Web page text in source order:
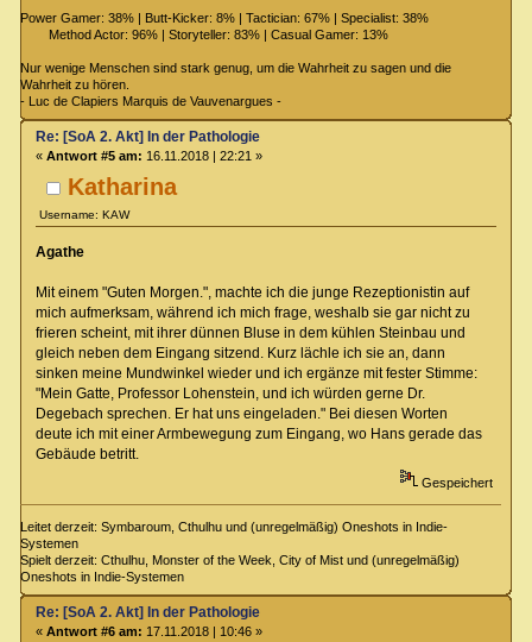
Power Gamer: 38% | Butt-Kicker: 8% | Tactician: 67% | Specialist: 38%
Method Actor: 96% | Storyteller: 83% | Casual Gamer: 13%
Nur wenige Menschen sind stark genug, um die Wahrheit zu sagen und die
Wahrheit zu hören.
- Luc de Clapiers Marquis de Vauvenargues -
Katharina
Username: KAW
Re: [SoA 2. Akt] In der Pathologie
« Antwort #5 am: 16.11.2018 | 22:21 »
Agathe
Mit einem "Guten Morgen.", machte ich die junge Rezeptionistin auf
mich aufmerksam, während ich mich frage, weshalb sie gar nicht zu
frieren scheint, mit ihrer dünnen Bluse in dem kühlen Steinbau und
gleich neben dem Eingang sitzend. Kurz lächle ich sie an, dann
sinken meine Mundwinkel wieder und ich ergänze mit fester Stimme:
"Mein Gatte, Professor Lohenstein, und ich würden gerne Dr.
Degebach sprechen. Er hat uns eingeladen." Bei diesen Worten
deute ich mit einer Armbewegung zum Eingang, wo Hans gerade das
Gebäude betritt.
Gespeichert
Leitet derzeit: Symbaroum, Cthulhu und (unregelmäßig) Oneshots in Indie-
Systemen
Spielt derzeit: Cthulhu, Monster of the Week, City of Mist und (unregelmäßig)
Oneshots in Indie-Systemen
Re: [SoA 2. Akt] In der Pathologie
« Antwort #6 am: 17.11.2018 | 10:46 »